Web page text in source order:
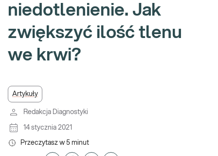
niedotlenienie. Jak
zwiększyć ilość tlenu
we krwi?
Artykuły
Redakcja Diagnostyki
14 stycznia 2021
Przeczytasz w 5 minut